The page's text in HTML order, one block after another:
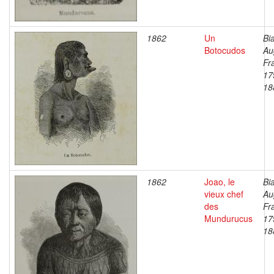
1862
Un
Botocudos
1862
Joao, le
vieux chef
des
Mundurucus